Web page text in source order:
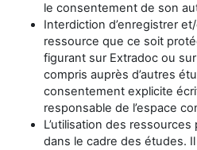
le consentement de son
Interdiction d’enregistrer
ressource que ce soit
figurant sur Extradoc ou
compris auprès d’autres
consentement explicite
responsable de l’espace
L’utilisation des
dans le cadre des études.